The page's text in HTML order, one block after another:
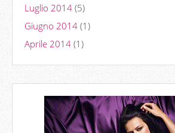
Luglio 2014 (5)
Giugno 2014 (1)
Aprile 2014 (1)